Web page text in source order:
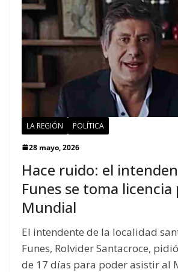
LA REGIÓN POLÍTICA
28 mayo, 2026
Hace ruido: el
Funes se toma licencia
Mundial
El intendente de la localidad
Funes, Rolvider Santacroce,
de 17 días para poder asistir al